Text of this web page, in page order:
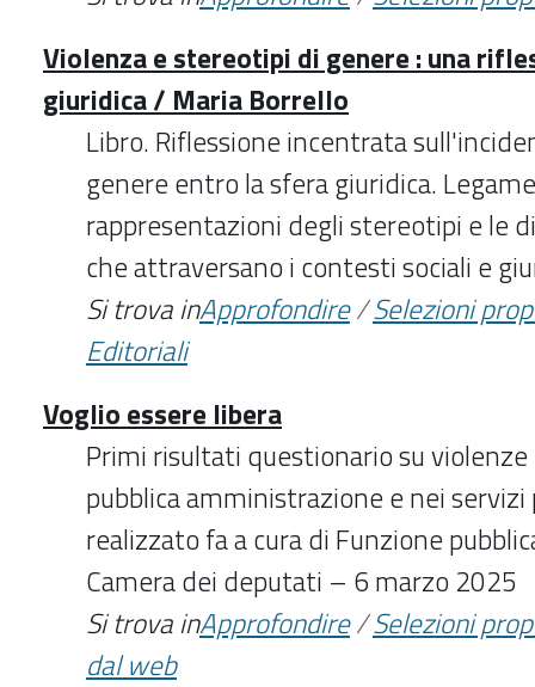
Violenza e stereotipi di genere : una
giuridica / Maria Borrello
Libro. Riflessione incentrata
genere entro la sfera giuridica.
rappresentazioni degli stereotipi e le
che attraversano i contesti sociali e
Si trova inApprofondire/Selezioni
Editoriali
Voglio essere libera
Primi risultati questionario su
pubblica amministrazione e nei servizi
realizzato fa a cura di Funzione
Camera dei deputati – 6 marzo 2025
Si trova inApprofondire/Selezioni
dal web